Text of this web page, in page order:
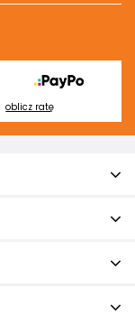
oblicz ratę